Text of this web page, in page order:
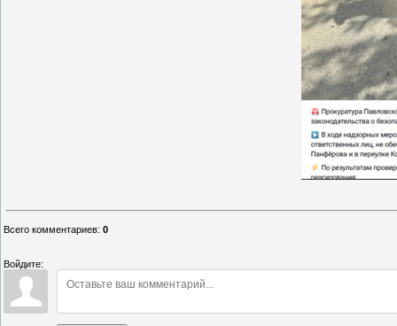
Всего комментариев: 0
Войдите: